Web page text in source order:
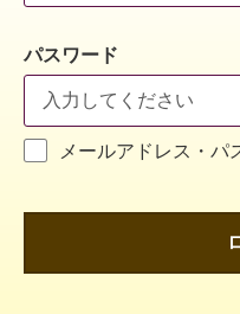
パスワード
メールアドレス・パ